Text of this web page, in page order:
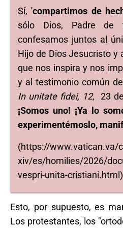
Sí, 'compartimos de
sólo Dios, Padre de
confesamos juntos al
Hijo de Dios Jesucristo y
que nos inspira y nos
y al testimonio común
In unitate fidei, 12, 23
¡Somos uno! ¡Ya lo
experimentémoslo,
(https://www.vatican.va/
xiv/es/homilies/2026/
vespri-unita-cristiani.html)
Esto, por supuesto, es
Los protestantes, los